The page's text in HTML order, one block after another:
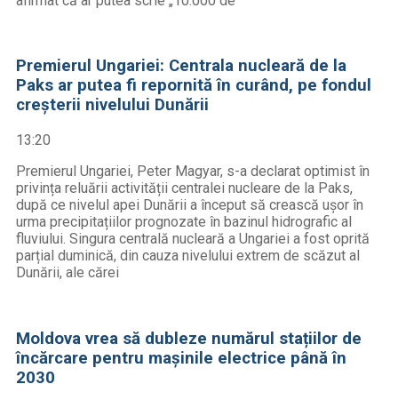
Premierul Ungariei: Centrala nucleară de la
Paks ar putea fi repornită în curând, pe fondul
creșterii nivelului Dunării
13:20
Premierul Ungariei, Peter Magyar, s-a declarat optimist în
privința reluării activității centralei nucleare de la Paks,
după ce nivelul apei Dunării a început să crească ușor în
urma precipitațiilor prognozate în bazinul hidrografic al
fluviului. Singura centrală nucleară a Ungariei a fost oprită
parțial duminică, din cauza nivelului extrem de scăzut al
Dunării, ale cărei
Moldova vrea să dubleze numărul stațiilor de
încărcare pentru mașinile electrice până în
2030